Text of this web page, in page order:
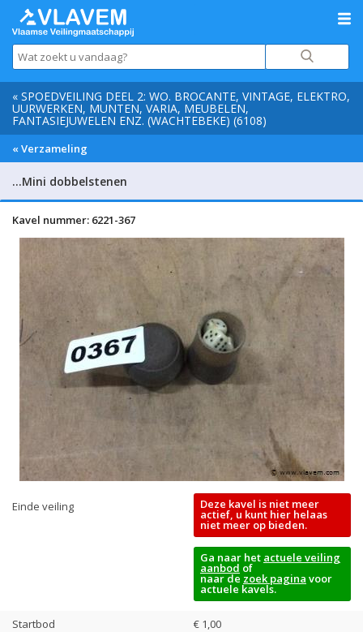
« SPOEDVEILING DEEL 2: WO. BROCANTE, VINTAGE, ELEKTRO,
UURWERKEN, MUNTEN, VARIA, MEUBELEN,
FANTASIEJUWELEN ENZ. (WACHTEBEKE) (6108)
« Verzameling
…Mini dobbelstenen
Kavel nummer: 6221-367
Einde veiling Deze kavel is niet meer
actief, u kunt hier helaas
niet meer op bieden.
Ga naar het actuele veiling
aanbod of
naar de zoek pagina voor
actuele kavels.
Startbod
€ 1,00